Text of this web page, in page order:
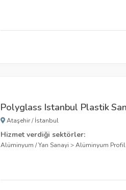
Polyglass Istanbul Plastik
Ataşehir/İstanbul
Hizmet verdiği sektörler:
Alüminyum / Yan Sanayi >Alüminyum Profil